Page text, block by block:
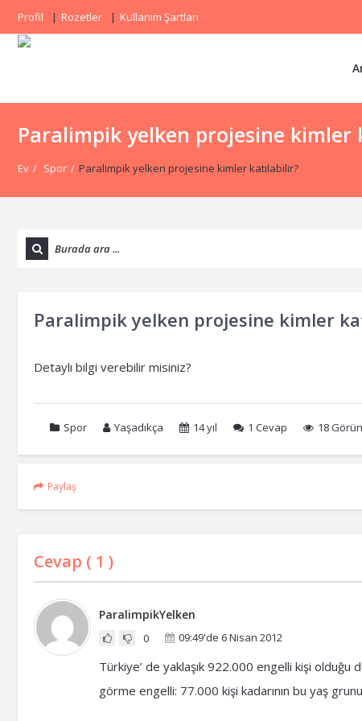
Profil Rozetler Kullanım Şartları
Paralimpik yelken projesine kimler
Ev / Spor / Paralimpik yelken projesine kimler katılabilir?
Paralimpik yelken projesine kimler
Detaylı bilgi verebilir misiniz?
Spor Yaşadıkça 14 yıl 1 Cevap 18
Paylaş
Cevap ( 1 )
ParalimpikYelken
0 09:49'de 6 Nisan 2012
Türkiye’ de yaklaşık 922.000 engelli kişi
görme engelli: 77.000 kişi kadarının bu yaş